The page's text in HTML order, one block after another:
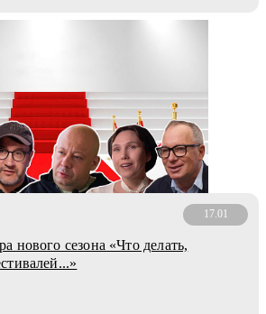
17.01
нового сезона «Что делать,